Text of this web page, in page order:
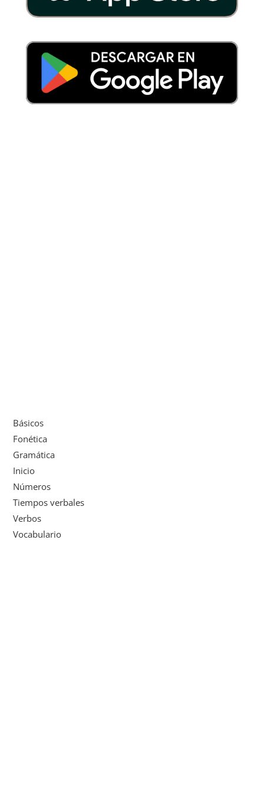
Básicos
Fonética
Gramática
Inicio
Números
Tiempos verbales
Verbos
Vocabulario